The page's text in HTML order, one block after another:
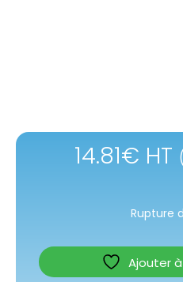
14.81€ HT (
Rupture
Ajouter